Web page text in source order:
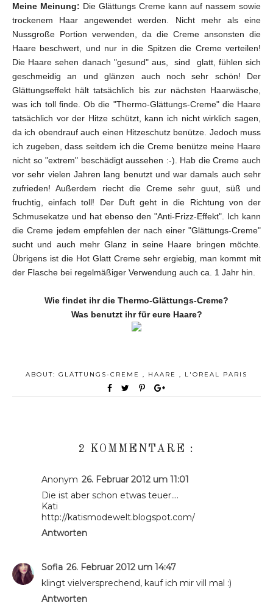
Meine Meinung: Die Glättungs Creme kann auf nassem sowie
trockenem Haar angewendet werden. Nicht mehr als eine
Nussgroße Portion verwenden, da die Creme ansonsten die
Haare beschwert, und nur in die Spitzen die Creme verteilen!
Die Haare sehen danach "gesund" aus, sind glatt, fühlen sich
geschmeidig an und glänzen auch noch sehr schön! Der
Glättungseffekt hält tatsächlich bis zur nächsten Haarwäsche,
was ich toll finde. Ob die "Thermo-Glättungs-Creme" die Haare
tatsächlich vor der Hitze schützt, kann ich nicht wirklich sagen,
da ich obendrauf auch einen Hitzeschutz benütze. Jedoch muss
ich zugeben, dass seitdem ich die Creme benütze meine Haare
nicht so "extrem" beschädigt aussehen :-). Hab die Creme auch
vor sehr vielen Jahren lang benutzt und war damals auch sehr
zufrieden! Außerdem riecht die Creme sehr guut, süß und
fruchtig, einfach toll! Der Duft geht in die Richtung von der
Schmusekatze und hat ebenso den "Anti-Frizz-Effekt". Ich kann
die Creme jedem empfehlen der nach einer "Glättungs-Creme"
sucht und auch mehr Glanz in seine Haare bringen möchte.
Übrigens ist die Hot Glatt Creme sehr ergiebig, man kommt mit
der Flasche bei regelmäßiger Verwendung auch ca. 1 Jahr hin.
Wie findet ihr die Thermo-Glättungs-Creme?
Was benutzt ihr für eure Haare?
ABOUT: GLÄTTUNGS-CREME , HAARE , L'OREAL PARIS
2 KOMMENTARE :
Anonym 26. Februar 2012 um 11:01
Die ist aber schon etwas teuer....
Kati
http://katismodewelt.blogspot.com/
Antworten
Sofia 26. Februar 2012 um 14:47
klingt vielversprechend, kauf ich mir vill mal :)
Antworten